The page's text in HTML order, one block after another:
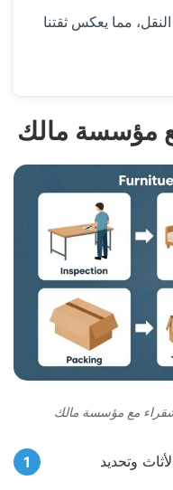
مما يعكس ثقتنا
مؤسسة مالك
مع مؤسسة مالك
وتحديد